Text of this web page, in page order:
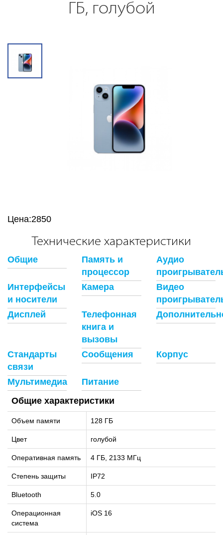
ГБ, голубой
Цена:2850
Технические характеристики
Общие
Память и
процессор
Аудио
Интерфейсы
и носители
Камера
Видео
Дисплей
Телефонная
книга и
вызовы
Стандарты
связи
Сообщения Корпус
Мультимедиа
Питание
Общие характеристики
Объем памяти 128 ГБ
Цвет голубой
Оперативная память 4 ГБ, 2133 МГц
Степень защиты IP72
Bluetooth 5.0
Oперационная
система
iOS 16